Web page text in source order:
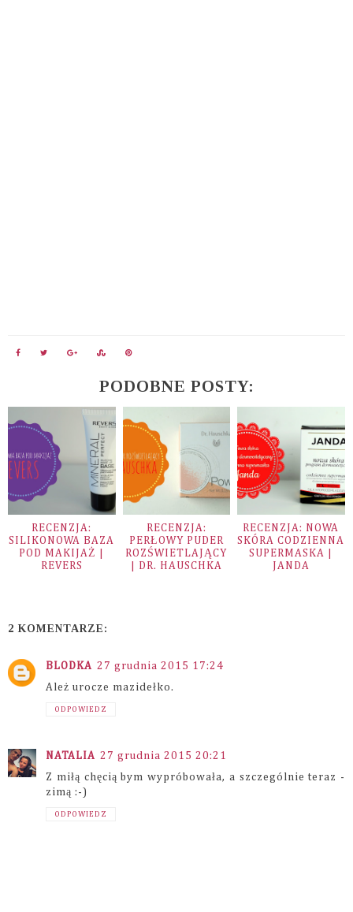
PODOBNE POSTY:
RECENZJA:
SILIKONOWA BAZA
POD MAKIJAŻ |
REVERS
RECENZJA:
PERŁOWY PUDER
ROZŚWIETLAJĄCY
| DR. HAUSCHKA
RECENZJA: NOWA
SKÓRA CODZIENNA
SUPERMASKA |
JANDA
2 KOMENTARZE:
BLODKA 27 grudnia 2015 17:24
Ależ urocze mazidełko.
ODPOWIEDZ
NATALIA 27 grudnia 2015 20:21
Z miłą chęcią bym wypróbowała, a szczególnie teraz -
zimą :-)
ODPOWIEDZ